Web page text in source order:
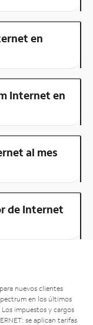
en
Internet en
al mes
de Internet
nuevos clientes
en los últimos
impuestos y cargos
se aplican tarifas